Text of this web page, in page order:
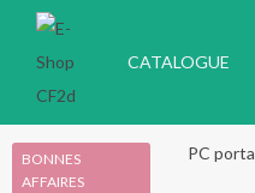
CATALOGUE
BONNES
AFFAIRES
PC